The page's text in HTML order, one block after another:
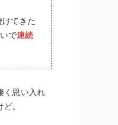
てきた
で連続
く思い入れ
。